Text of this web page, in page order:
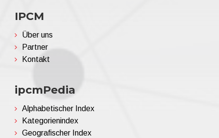
IPCM
Über uns
Partner
Kontakt
ipcmPedia
Alphabetischer Index
Kategorienindex
Geografischer Index